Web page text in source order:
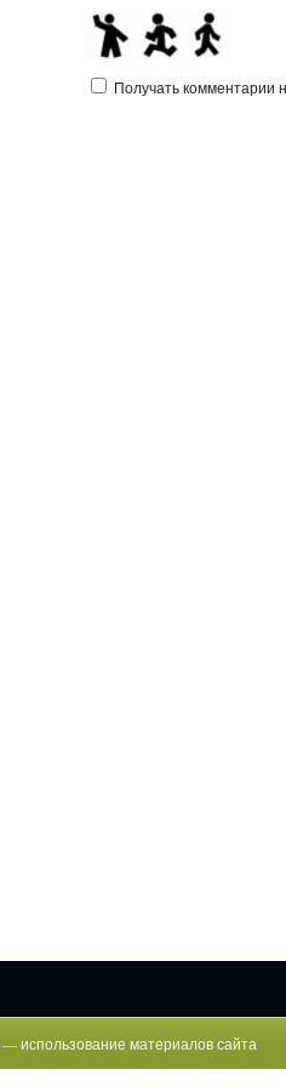
Получать комментарии
— использование материалов сайта